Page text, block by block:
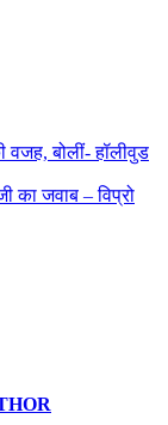
वजह, बोलीं- हॉलीवुड
का जवाब – विप्रो